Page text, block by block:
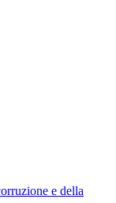
e della